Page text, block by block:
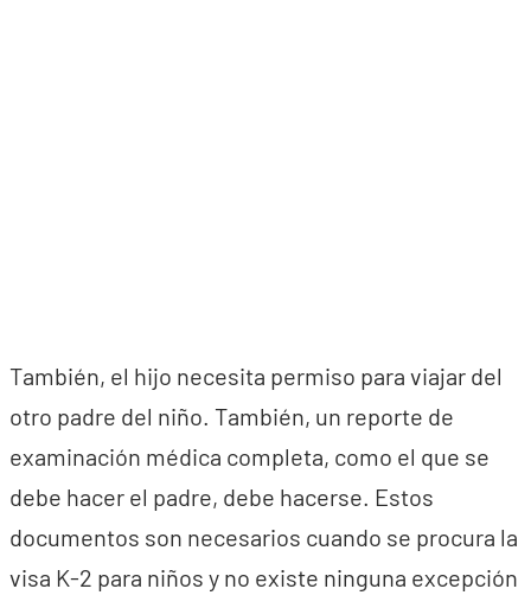
También, el hijo necesita permiso para viajar del
otro padre del niño. También, un reporte de
examinación médica completa, como el que se
debe hacer el padre, debe hacerse. Estos
documentos son necesarios cuando se procura la
visa K-2 para niños y no existe ninguna excepción